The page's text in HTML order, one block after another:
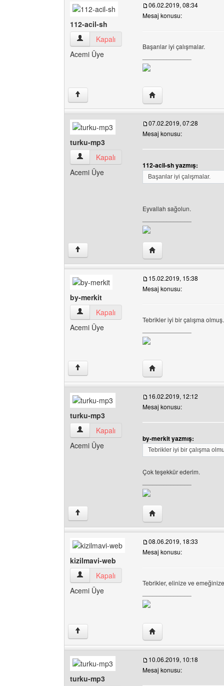
112-acil-sh
112-acil-sh Kullanıcının profilini görüntüle
Kapalı
Acemi Üye
06.02.2019, 08:34
Mesaj konusu:
Başarılar iyi çalışmalar.
↑ Yazarın web sitesini
turku-mp3
turku-mp3 Kullanıcının profilini görüntüle
Kapalı
Acemi Üye
07.02.2019, 07:28
Mesaj konusu:
112-acil-sh yazmış:
Başarılar iyi çalışmalar.
Eyvallah sağolun.
↑ Yazarın web sitesini
by-merkit
by-merkit Kullanıcının profilini görüntüle
Kapalı
Acemi Üye
15.02.2019, 15:38
Mesaj konusu:
Tebrikler iyi bir çalışma olmuş.
↑ Yazarın web sitesini
turku-mp3
turku-mp3 Kullanıcının profilini görüntüle
Kapalı
Acemi Üye
16.02.2019, 12:12
Mesaj konusu:
by-merkit yazmış:
Tebrikler iyi bir çalışma
Çok teşekkür ederim.
↑ Yazarın web sitesini
kizilmavi-web
kizilmavi-web Kullanıcının profilini görüntüle
Kapalı
Acemi Üye
08.06.2019, 18:33
Mesaj konusu:
Tebrikler, elinize ve
↑ Yazarın web sitesini
turku-mp3
10.06.2019, 10:18
Mesaj konusu: